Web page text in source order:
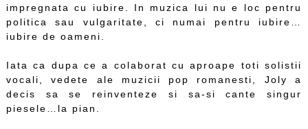
impregnata cu iubire. In muzica lui nu e loc pentru
politica sau vulgaritate, ci numai pentru iubire…
iubire de oameni.
Iata ca dupa ce a colaborat cu aproape toti solistii
vocali, vedete ale muzicii pop romanesti, Joly a
decis sa se reinventeze si sa-si cante singur
piesele…la pian.